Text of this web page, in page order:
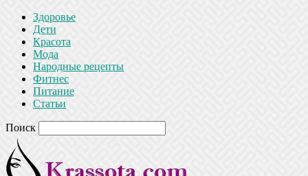
Здоровье
Дети
Красота
Мода
Народные рецепты
Фитнес
Питание
Статьи
Поиск